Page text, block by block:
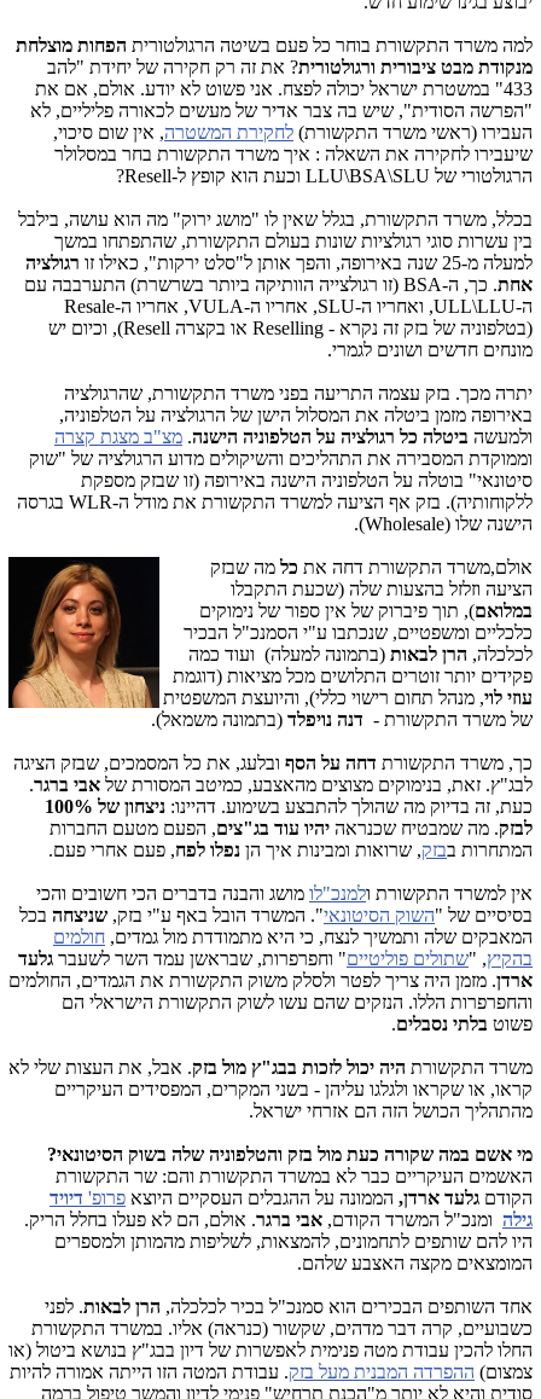
למה משרד התקשורת בוחר כל פעם בשיטה הרגולטורית הפחות מוצלחת
מנקודת מבט ציבורית ורגולטורית? את זה רק חקירה של יחידת "להב
433" במשטרת ישראל יכולה לפצח. אני פשוט לא יודע. אולם, אם את
"הפרשה הסודית", שיש בה צבר אדיר של מעשים לכאורה פליליים, לא
העבירו (ראשי משרד התקשורת) לחקירת המשטרה, אין שום סיכוי,
שיעבירו לחקירה את השאלה : איך משרד התקשורת בחר במסלולר
הרגולטורי של LLU\BSA\SLU וכעת הוא קופץ ל-Resell?
בכלל, משרד התקשורת, בגלל שאין לו "מושג ירוק" מה הוא עושה, בילבל
בין עשרות סוגי רגולציות שונות בעולם התקשורת, שהתפתחו במשך
למעלה מ-25 שנה באירופה, והפך אותן ל"סלט ירקות", כאילו זו
רגולציה
אחת
. כך, ה-BSA (זו רגולצייה הוותיקה ביותר בשרשרת) התערבבה עם
ה-ULL\LLU, ואחריו ה-SLU, אחריו ה-VULA, אחריו ה-Resale
(בטלפוניה של בזק זה נקרא - Reselling או בקצרה Resell), וכיום יש
מונחים חדשים ושונים לגמרי.
יתרה מכך. בזק עצמה התריעה בפני משרד התקשורת, שהרגולציה
באירופה מזמן ביטלה את המסלול הישן של הרגולציה על הטלפוניה,
ולמעשה ביטלה כל רגולציה על הטלפוניה הישנה. מצ"ב מצגת קצרה
וממוקדת המסבירה את התהליכים והשיקולים מדוע הרגולציה של "שוק
סיטונאי" בוטלה על הטלפוניה הישנה באירופה (זו שבזק מספקת
ללקוחותיה). בזק אף הציעה למשרד התקשורת את מודל ה-WLR בגרסה
הישנה שלו (Wholesale).
אולם,משרד התקשורת דחה את כל מה שבזק
הציעה וזלזל בהצעות שלה (שכעת התקבלו
במלואם), תוך פיברוק של אין ספור של נימוקים
כלכליים ומשפטיים, שנכתבו ע"י הסמנכ"ל הבכיר
לכלכלה, הרן לבאות (בתמונה למעלה) ועוד כמה
פקידים יותר זוטרים התלושים מכל מציאות (דוגמת
עוזי לוי, מנהל תחום רישוי כללי), והיועצת המשפטית
של משרד התקשורת - דנה נויפלד (בתמונה משמאל).
כך, משרד התקשורת דחה על הסף ובלעג, את כל המסמכים, שבזק הציגה
לבג"ץ. זאת, בנימוקים מצוצים מהאצבע, כמיטב המסורת של אבי ברגר.
כעת, זה בדיוק מה שהולך להתבצע בשימוע. דהיינו:
ניצחון של 100%
לבזק. מה שמבטיח שכנראה יהיו עוד בג"צים, הפעם מטעם החברות
המתחרות בבזק, שרואות ומבינות איך הן נפלו לפח, פעם אחרי פעם.
אין למשרד התקשורת ולמנכ"לו מושג והבנה בדברים הכי חשובים והכי
בסיסיים של "השוק הסיטונאי". המשרד הובל באף ע"י בזק, שניצחה בכל
המאבקים שלה ותמשיך לנצח, כי היא מתמודדת מול גמדים, חולמים
בהקיץ, "שתולים פוליטיים" וחפרפרות, שבראשן עמד השר לשעבר גלעד
ארדן. מזמן היה צריך לפטר ולסלק משוק התקשורת את הגמדים, החולמים
והחפרפרות הללו. הנזקים שהם עשו לשוק התקשורת הישראלי הם
פשוט בלתי נסבלים.
משרד התקשורת היה יכול לזכות בבג"ץ מול בזק. אבל, את העצות שלי לא
קראו, או שקראו ולגלגו עליהן - בשני המקרים, המפסידים העיקריים
מהתהליך הכושל הזה הם אזרחי ישראל.
מי אשם במה שקורה כעת מול בזק והטלפוניה שלה בשוק הסיטונאי?
האשמים העיקריים כבר לא במשרד התקשורת והם: שר התקשורת
הקודם גלעד ארדן, הממונה על ההגבלים העסקיים היוצא פרופ' דיויד
גילה ומנכ"ל המשרד הקודם, אבי ברגר. אולם, הם לא פעלו בחלל הריק.
היו להם שותפים לתחמונים, להמצאות, לשליפות מהמותן ולמספרים
המומצאים מקצה האצבע שלהם.
אחד השותפים הבכירים הוא סמנכ"ל בכיר לכלכלה, הרן לבאות. לפני
כשבועיים, קרה דבר מדהים, שקשור (כנראה) אליו. במשרד התקשורת
החלו להכין עבודת מטה פנימית לאפשרות של דיון בבג"ץ בנושא ביטול (או
צמצום) ההפרדה המבנית מעל בזק. עבודת המטה הזו הייתה אמורה להיות
סודית והיא לא יותר מ"הכנת תרחיש" פנימי לדיון והמשך טיפול ברמה